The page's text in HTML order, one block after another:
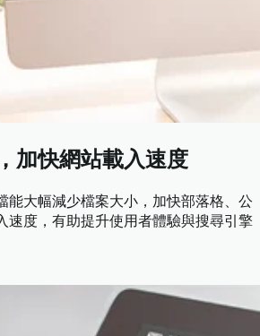
加快網站載入速度
能大幅減少檔案大小，加快部落格、公
速度，有助提升使用者體驗與搜尋引擎